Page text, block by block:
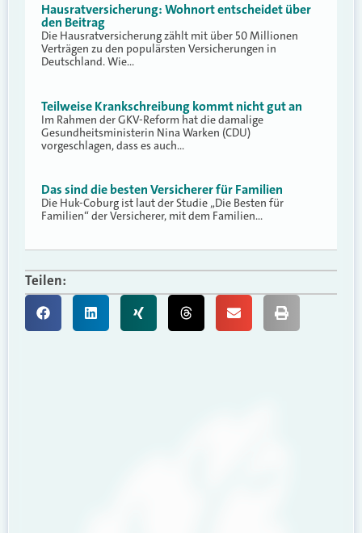
Hausratversicherung: Wohnort entscheidet über
den Beitrag
Die Hausratversicherung zählt mit über 50 Millionen
Verträgen zu den populärsten Versicherungen in
Deutschland. Wie…
Teilweise Krankschreibung kommt nicht gut an
Im Rahmen der GKV-Reform hat die damalige
Gesundheitsministerin Nina Warken (CDU)
vorgeschlagen, dass es auch…
Das sind die besten Versicherer für Familien
Die Huk-Coburg ist laut der Studie „Die Besten für
Familien“ der Versicherer, mit dem Familien…
Teilen: